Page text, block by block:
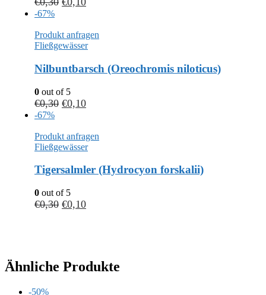
-67%
Produkt anfragen
Fließgewässer
Nilbuntbarsch (Oreochromis niloticus)
0 out of 5
€0,30 €0,10
-67%
Produkt anfragen
Fließgewässer
Tigersalmler (Hydrocyon forskalii)
0 out of 5
€0,30 €0,10
Ähnliche Produkte
-50%